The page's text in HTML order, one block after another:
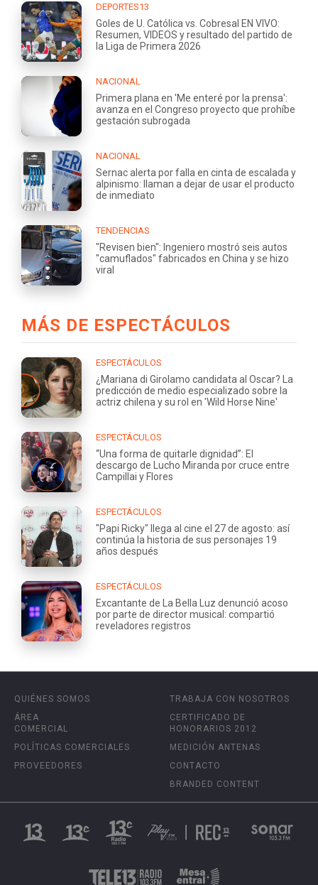
DEPORTES13
Goles de U. Católica vs. Cobresal EN VIVO:
Resumen, VIDEOS y resultado del partido de
la Liga de Primera 2026
NACIONAL
Primera plana en 'Me enteré por la prensa':
avanza en el Congreso proyecto que prohíbe
gestación subrogada
NACIONAL
Sernac alerta por falla en cinta de escalada y
alpinismo: llaman a dejar de usar el producto
de inmediato
TENDENCIAS
"Revisen bien": Ingeniero mostró seis autos
"camuflados" fabricados en China y se hizo
viral
MÁS DE ESPECTÁCULOS
ESPECTÁCULOS
¿Mariana di Girolamo candidata al Oscar? La
predicción de medio especializado sobre la
actriz chilena y su rol en 'Wild Horse Nine'
ESPECTÁCULOS
“Una forma de quitarle dignidad”: El
descargo de Lucho Miranda por cruce entre
Campillai y Flores
ESPECTÁCULOS
"Papi Ricky" llega al cine el 27 de agosto: así
continúa la historia de sus personajes 19
años después
ESPECTÁCULOS
Excantante de La Bella Luz denunció acoso
por parte de director musical: compartió
reveladores registros
QUIÉNES SOMOS
ÁREA
COMERCIAL
POLÍTICAS COMERCIALES
PROVEEDORES
TRABAJA CON NOSOTROS
CERTIFICADO DE
HONORARIOS 2012
MEDICIÓN ANTENAS
CONTACTO
BRANDED CONTENT